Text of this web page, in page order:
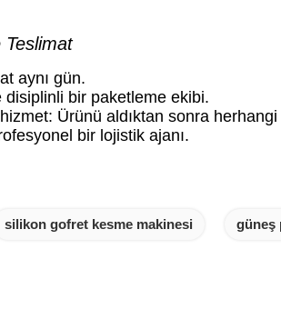
Teslimat
aynı gün.
disiplinli bir paketleme ekibi.
hizmet: Ürünü aldıktan sonra
bir lojistik ajanı.
silikon gofret kesme makinesi güneş